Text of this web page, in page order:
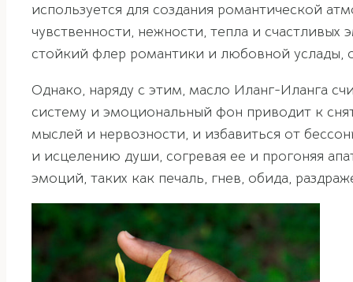
используется для создания романтической
чувственности, нежности, тепла и
стойкий флер романтики и любовной услады,
Однако, наряду с этим, масло Иланг-Иланга
систему и эмоциональный фон приводит к
мыслей и нервозности, и избавиться от
и исцелению души, согревая ее и прогоняя
эмоций, таких как печаль, гнев, обида,